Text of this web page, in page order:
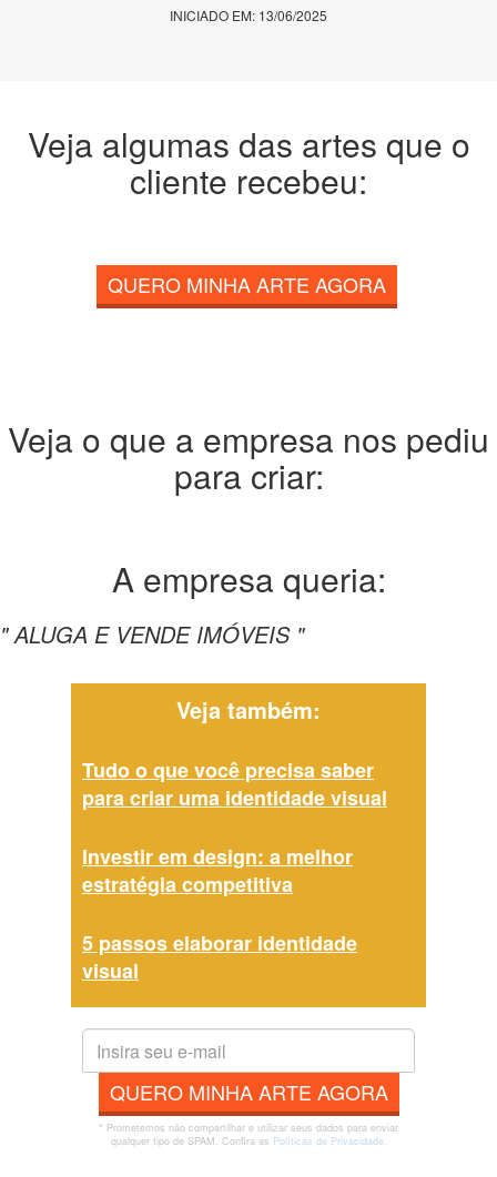
INICIADO EM: 13/06/2025
Veja algumas das artes que o
cliente recebeu:
QUERO MINHA ARTE AGORA
Veja o que a empresa nos pediu
para criar:
A empresa queria:
" ALUGA E VENDE IMÓVEIS "
Veja também:
Tudo o que você precisa saber
para criar uma identidade visual
Investir em design: a melhor
estratégia competitiva
5 passos elaborar identidade
visual
QUERO MINHA ARTE AGORA
* Prometemos não compartilhar e utilizar seus dados para enviar
qualquer tipo de SPAM. Confira as Políticas de Privacidade.